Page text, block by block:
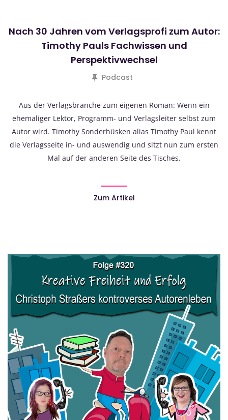
Nach 30 Jahren vom Verlagsprofi zum Autor:
Timothy Pauls Fachwissen und
Perspektivwechsel
Podcast
Aus der Verlagsbranche zum eigenen Roman: Wenn ein
ehemaliger Lektor, Programm- und Verlagsleiter selbst zum
Autor wird. Timothy Sonderhüsken alias Timothy Paul kennt
die Verlagsseite in- und auswendig und sitzt nun zum ersten
Mal auf der anderen Seite des Tisches.
Zum Artikel